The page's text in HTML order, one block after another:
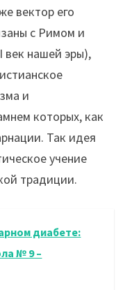
вектор его
с Римом и
век нашей эры),
и
которых, как
Так идея
учение
традиции.
диабете:
№ 9 –